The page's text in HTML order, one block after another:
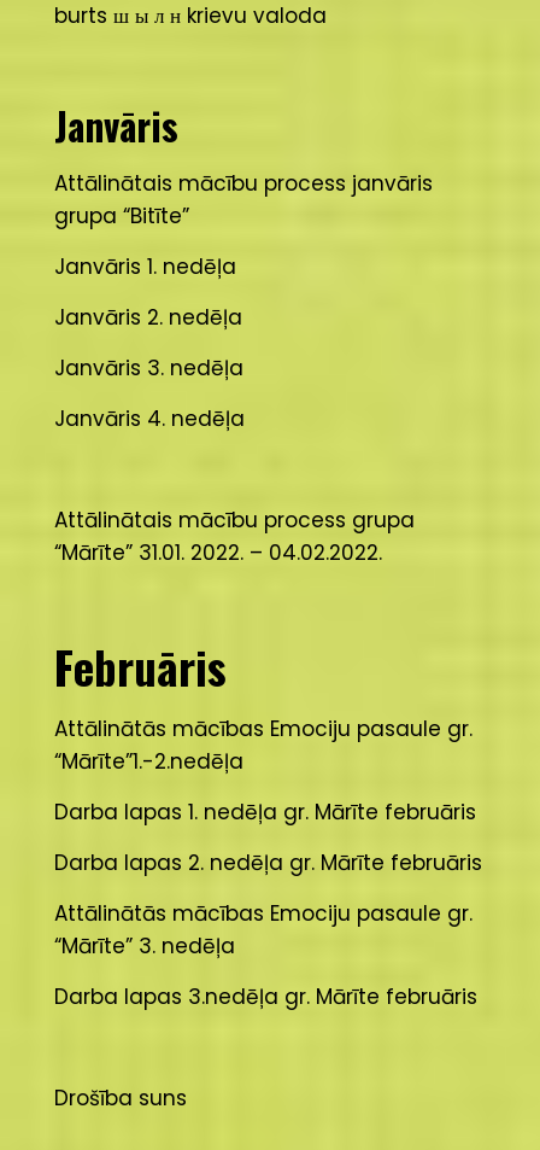
burts ш ы л н krievu valoda
Janvāris
Attālinātais mācību process janvāris
grupa “Bitīte”
Janvāris 1. nedēļa
Janvāris 2. nedēļa
Janvāris 3. nedēļa
Janvāris 4. nedēļa
Attālinātais mācību process grupa
“Mārīte” 31.01. 2022. – 04.02.2022.
Februāris
Attālinātās mācības Emociju pasaule gr.
“Mārīte”1.-2.nedēļa
Darba lapas 1. nedēļa gr. Mārīte februāris
Darba lapas 2. nedēļa gr. Mārīte februāris
Attālinātās mācības Emociju pasaule gr.
“Mārīte” 3. nedēļa
Darba lapas 3.nedēļa gr. Mārīte februāris
Drošība suns